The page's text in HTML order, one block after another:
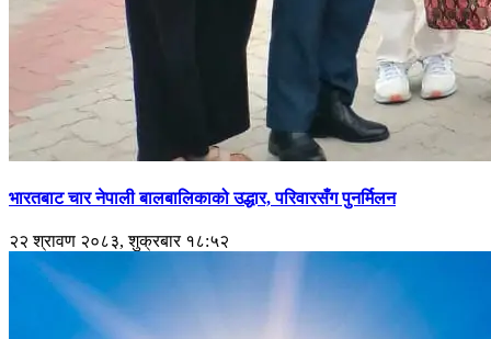
भारतबाट चार नेपाली बालबालिकाको उद्धार, परिवारसँग पुनर्मिलन
२२ श्रावण २०८३, शुक्रबार १८:५२